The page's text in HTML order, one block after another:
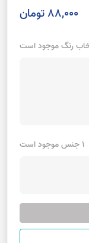
88,000 تومان
1 جنس موجود است